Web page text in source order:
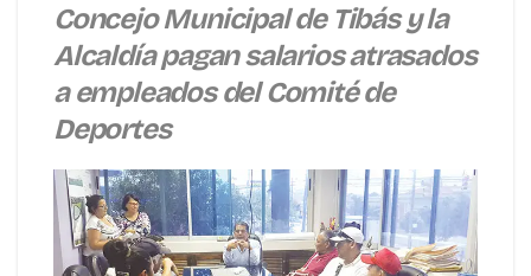
Concejo Municipal de Tibás y la
Alcaldía pagan salarios atrasados
a empleados del Comité de
Deportes